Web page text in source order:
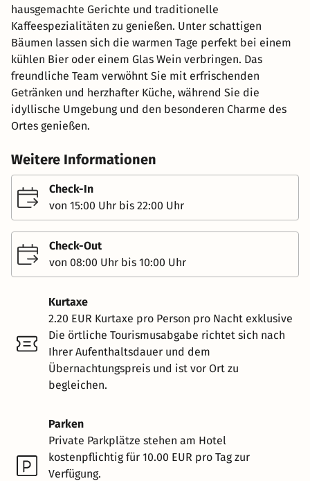
hausgemachte Gerichte und traditionelle
Kaffeespezialitäten zu genießen. Unter schattigen
Bäumen lassen sich die warmen Tage perfekt bei einem
kühlen Bier oder einem Glas Wein verbringen. Das
freundliche Team verwöhnt Sie mit erfrischenden
Getränken und herzhafter Küche, während Sie die
idyllische Umgebung und den besonderen Charme des
Ortes genießen.
Weitere Informationen
Check-In
von 15:00 Uhr bis 22:00 Uhr
Check-Out
von 08:00 Uhr bis 10:00 Uhr
Kurtaxe
2.20 EUR Kurtaxe pro Person pro Nacht exklusive
Die örtliche Tourismusabgabe richtet sich nach
Ihrer Aufenthaltsdauer und dem
Übernachtungspreis und ist vor Ort zu
begleichen.
Parken
Private Parkplätze stehen am Hotel
kostenpflichtig für 10.00 EUR pro Tag zur
Verfügung.